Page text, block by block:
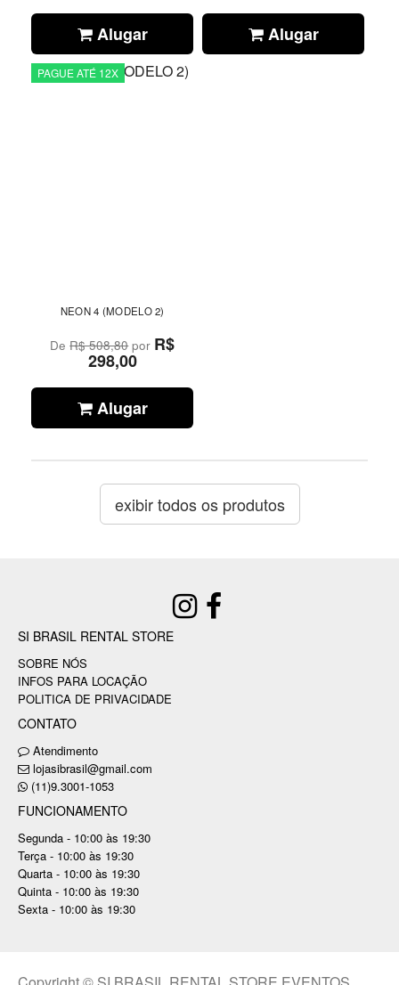
Alugar Alugar
PAGUE ATÉ 12X
NEON 4 (MODELO 2)
DeR$ 508,80por R$
298,00
Alugar
exibir todos os produtos
SI BRASIL RENTAL STORE
SOBRE NÓS
INFOS PARA LOCAÇÃO
POLITICA DE PRIVACIDADE
CONTATO
Atendimento
lojasibrasil@gmail.com
(11)9.3001-1053
FUNCIONAMENTO
Segunda - 10:00 às 19:30
Terça - 10:00 às 19:30
Quarta - 10:00 às 19:30
Quinta - 10:00 às 19:30
Sexta - 10:00 às 19:30